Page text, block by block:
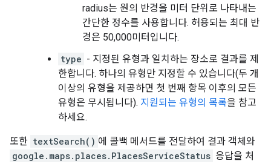
radius는 원의 반경을 미터 단위로 나타내는
간단한 정수를 사용합니다. 허용되는 최대 반
경은 50,000미터입니다.
type - 지정된 유형과 일치하는 장소로 결과를 제
한합니다. 하나의 유형만 지정할 수 있습니다(두 개
이상의 유형을 제공하면 첫 번째 항목 이후의 모든
유형은 무시됩니다). 지원되는 유형의 목록을 참고
하세요.
또한 textSearch() 에 콜백 메서드를 전달하여 결과 객체와
google.maps.places.PlacesServiceStatus 응답을 처